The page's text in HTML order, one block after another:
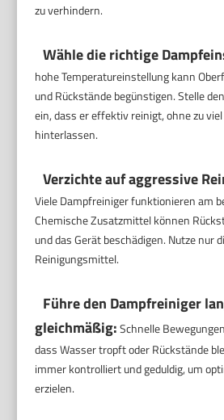
zu verhindern.
Wähle die richtige
hohe Temperatureinstellung kann
und Rückstände begünstigen. Stelle
ein, dass er effektiv reinigt, ohne zu
hinterlassen.
Verzichte auf aggressive
Viele Dampfreiniger funktionieren am
Chemische Zusatzmittel können
und das Gerät beschädigen. Nutze nur
Reinigungsmittel.
Führe den Dampfreiniger
gleichmäßig:Schnelle
dass Wasser tropft oder Rückstände
immer kontrolliert und geduldig, um
erzielen.